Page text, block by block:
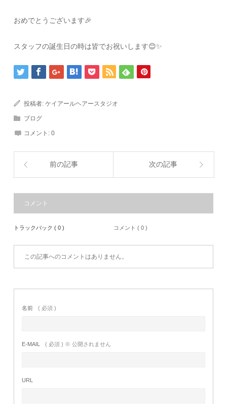
おめでとうございます🎉
スタッフの誕生日の時は皆でお祝いします😊✨️
投稿者:ケイアールヘアースタジオ
ブログ
コメント:0
前の記事 次の記事
コメント
トラックバック ( 0 ) コメント ( 0 )
この記事へのコメントはありません。
名前 ( 必須 )
E-MAIL ( 必須 ) ※ 公開されません
URL